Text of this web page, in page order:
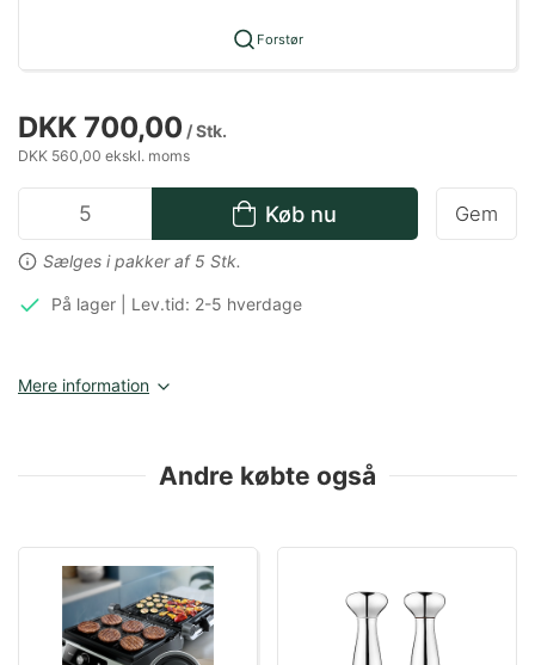
Forstør
DKK 700,00 / Stk.
DKK 560,00 ekskl. moms
Køb nu
Sælges i pakker af 5 Stk.
Gem
På lager | Lev.tid: 2-5 hverdage
Mere information
Andre købte også